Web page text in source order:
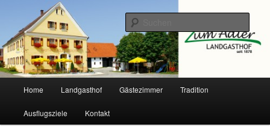
Inhalt
springen
sekundären
Inhalt
springenLandgasthof Adler
Home Landgasthof Gästezimmer Tradition
Ausflugsziele Kontakt